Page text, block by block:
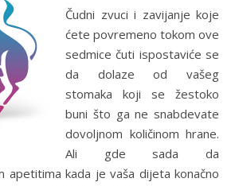
Čudni zvuci i zavijanje koje
ćete povremeno tokom ove
sedmice čuti ispostaviće se
da dolaze od vašeg
stomaka koji se žestoko
buni što ga ne snabdevate
dovoljnom količinom hrane.
Ali gde sada da
apetitima kada je vaša dijeta konačno